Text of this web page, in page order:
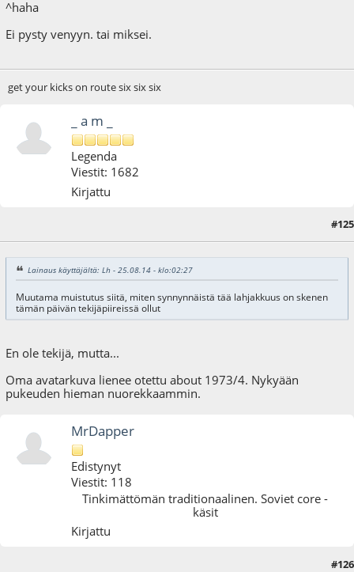
^haha
Ei pysty venyyn. tai miksei.
get your kicks on route six six six
_ a m _
Legenda
Viestit: 1682
Kirjattu
#125
Lainaus käyttäjältä: Lh - 25.08.14 - klo:02:27
Muutama muistutus siitä, miten synnynnäistä tää lahjakkuus on skenen
tämän päivän tekijäpiireissä ollut
En ole tekijä, mutta...
Oma avatarkuva lienee otettu about 1973/4. Nykyään
pukeuden hieman nuorekkaammin.
MrDapper
Edistynyt
Viestit: 118
Tinkimättömän traditionaalinen. Soviet core -
käsit
Kirjattu
#126